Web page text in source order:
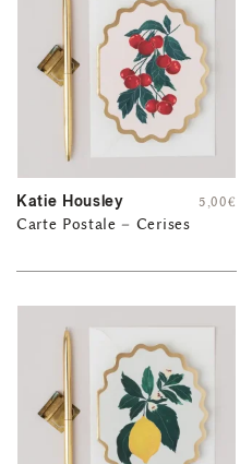
Katie Housley
Carte Postale – Cerises
5,00€